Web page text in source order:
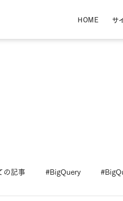
HOME サ
の記事 #BigQuery